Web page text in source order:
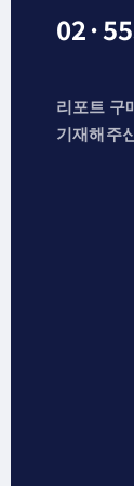
리포트 구
기재해주